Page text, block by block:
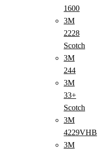
1600
3M
2228
Scotch
3M
244
3M
33+
Scotch
3M
4229VHB
3M